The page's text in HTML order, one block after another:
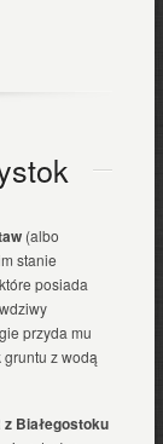
(albo
stanie
posiada
przyda mu
gruntu z wodą
z Białegostoku